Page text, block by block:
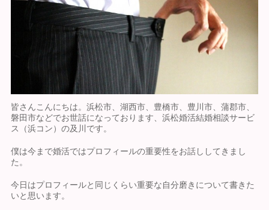
皆さんこんにちは。浜松市、湖西市、豊橋市、豊川市、蒲郡市、
磐田市などでお世話になっております、浜松婚活結婚相談サービ
ス（浜コン）の及川です。
僕は今まで婚活ではプロフィールの重要性をお話ししてきまし
た。
今日はプロフィールと同じくらい重要な自分磨きについて書きた
いと思います。